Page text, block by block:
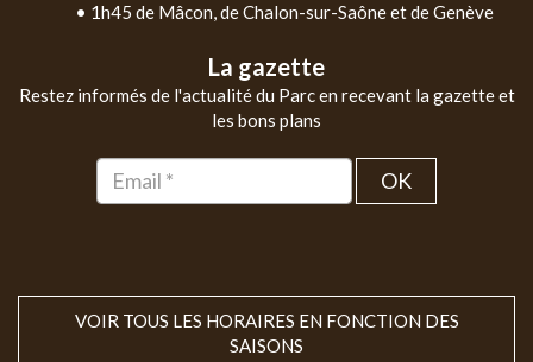
• 1h45 de Mâcon, de Chalon-sur-Saône et de Genève
La gazette
Restez informés de l'actualité du Parc en recevant la gazette et
les bons plans
OK
VOIR TOUS LES HORAIRES EN FONCTION DES
SAISONS